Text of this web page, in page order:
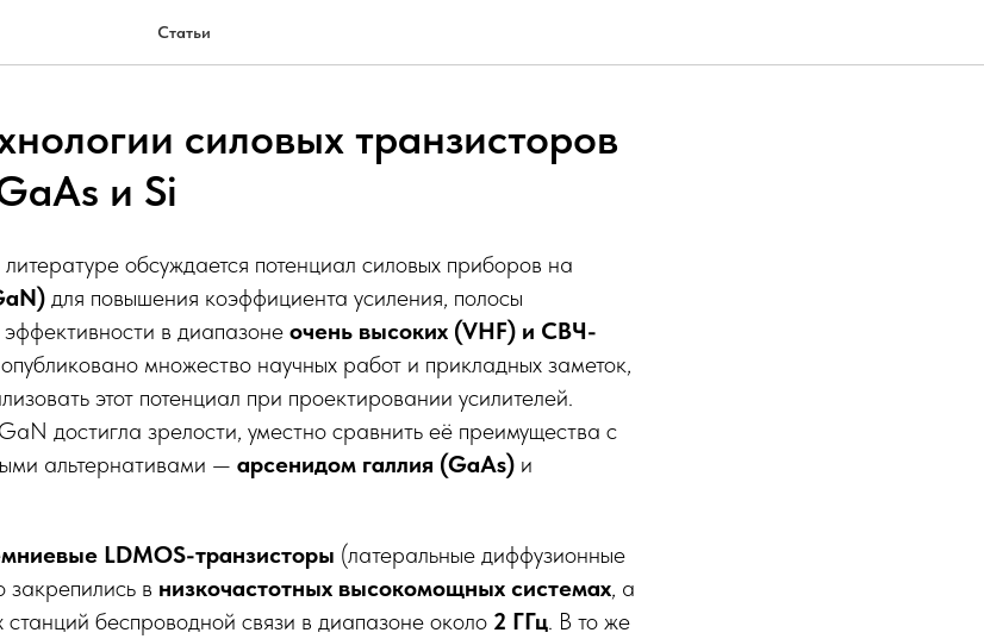
Статьи
силовых транзисторов
и Si
обсуждается потенциал силовых приборов на
для повышения коэффициента усиления, полосы
в диапазоне очень высоких (VHF) и СВЧ-
множество научных работ и прикладных заметок,
этот потенциал при проектировании усилителей.
достигла зрелости, уместно сравнить её преимущества с
альтернативами — арсенидом галлия (GaAs) и
LDMOS-транзисторы (латеральные диффузионные
в низкочастотных высокомощных системах, а
станций беспроводной связи в диапазоне около 2 ГГц. В то же